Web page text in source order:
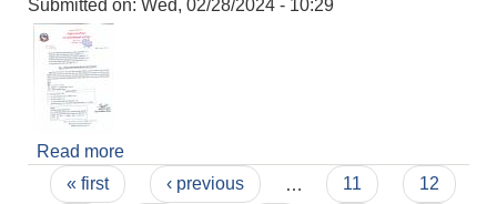
Submitted on: Wed, 02/28/2024 - 10:29
Read more
Pages
« first ‹ previous 11
12